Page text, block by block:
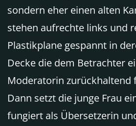
sondern eher einen alten
stehen aufrechte links und
Plastikplane gespannt in
Decke die dem Betrachter
Moderatorin zurückhaltend
Dann setzt die junge Frau
fungiert als Übersetzerin